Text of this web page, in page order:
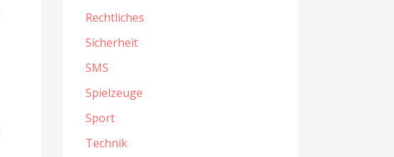
Rechtliches
Sicherheit
SMS
Spielzeuge
Sport
Technik